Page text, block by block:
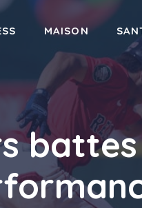
MAISON